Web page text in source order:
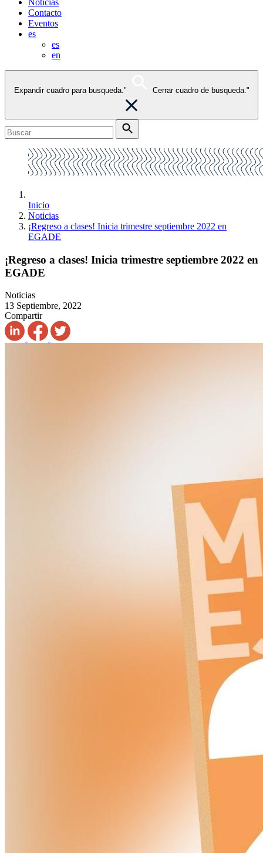
Noticias
Contacto
Eventos
es
es
en
Expandir cuadro para busqueda." Cerrar cuadro de busqueda."
Inicio
Noticias
¡Regreso a clases! Inicia trimestre septiembre 2022 en
EGADE
¡Regreso a clases! Inicia trimestre septiembre 2022 en
EGADE
Noticias
13 Septiembre, 2022
Compartir